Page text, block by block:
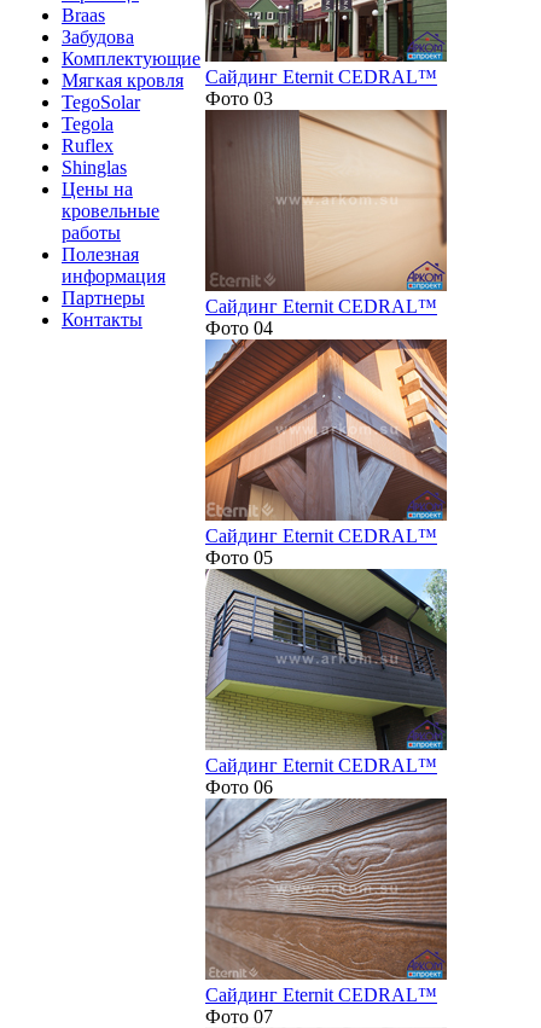
Braas
Забудова
Комплектующие
Мягкая кровля
TegoSolar
Tegola
Ruflex
Shinglas
Цены на
кровельные
работы
Полезная
информация
Партнеры
Контакты
Сайдинг Eternit CEDRAL™
Фото 03
Сайдинг Eternit CEDRAL™
Фото 04
Сайдинг Eternit CEDRAL™
Фото 05
Сайдинг Eternit CEDRAL™
Фото 06
Сайдинг Eternit CEDRAL™
Фото 07